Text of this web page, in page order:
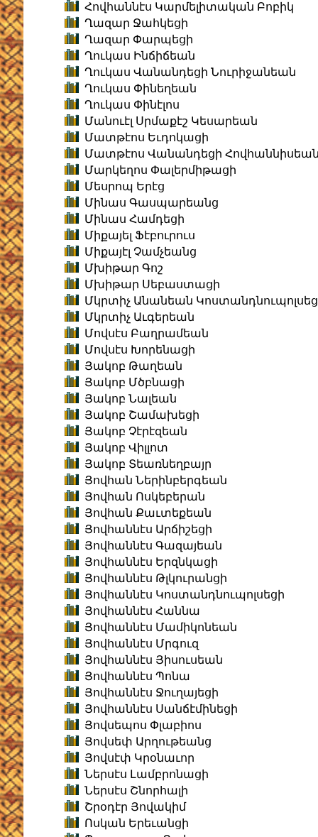
Հովհաննէս Կարմելիտական Բոբիկ
Ղազար Ջահկեցի
Ղազար Փարպեցի
Ղուկաս Ինճիճեան
Ղուկաս Վանանդեցի Նուրիջանեան
Ղուկաս Փինեղեան
Ղուկաս Փինէլոս
Մանուէլ Սրմաքէշ Կեսարեան
Մատթէոս Եւդոկացի
Մատթէոս Վանանդեցի
Մարկեղոս Փալերմիթացի
Մեսրոպ Երէց
Մինաս Գասպարեանց
Մինաս Համդեցի
Միքայել Ֆէբուրուս
Միքայէլ Չամչեանց
Մխիթար Գոշ
Մխիթար Սեբաստացի
Մկրտիչ Անանեան
Մկրտիչ Աւգերեան
Մովսէս Բաղրամեան
Մովսէս Խորենացի
Յակոբ Թաղեան
Յակոբ Մծբնացի
Յակոբ Նալեան
Յակոբ Շամախեցի
Յակոբ Չէրէզեան
Յակոբ Վիլլոտ
Յակոբ Տեառնեղբայր
Յովհան Ներինբերգեան
Յովհան Ոսկեբերան
Յովհան Քաւտեքեան
Յովհաննէս Արճիշեցի
Յովհաննէս Գազայեան
Յովհաննէս Երզնկացի
Յովհաննէս Թլկուրանցի
Յովհաննէս Կոստանդնուպոլսեցի
Յովհաննէս Հաննա
Յովհաննէս Մամիկոնեան
Յովհաննէս Մրգուզ
Յովհաննէս Յիսուսեան
Յովհաննէս Պոնա
Յովհաննէս Ջուղայեցի
Յովհաննէս Սանճէմինեցի
Յովսեպոս Փլաբիոս
Յովսեփ Արղութեանց
Յովսէփ Կրօնաւոր
Ներսէս Լամբրոնացի
Ներսէս Շնորհալի
Շրօդէր Յովակիմ
Ոսկան Երեւանցի